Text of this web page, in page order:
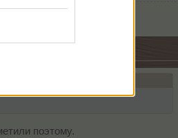
поэтому.